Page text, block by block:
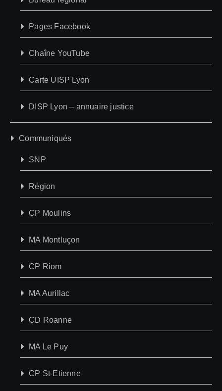
Pages Facebook
Chaîne YouTube
Carte UISP Lyon
DISP Lyon – annuaire justice
Communiqués
SNP
Région
CP Moulins
MA Montluçon
CP Riom
MA Aurillac
CD Roanne
MA Le Puy
CP St-Etienne